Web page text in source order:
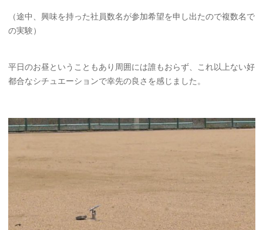
（途中、興味を持った社員数名が参加希望を申し出たので複数名で
の実験）
平日のお昼ということもあり周囲には誰もおらず、これ以上ない好
都合なシチュエーションで幸先の良さを感じました。